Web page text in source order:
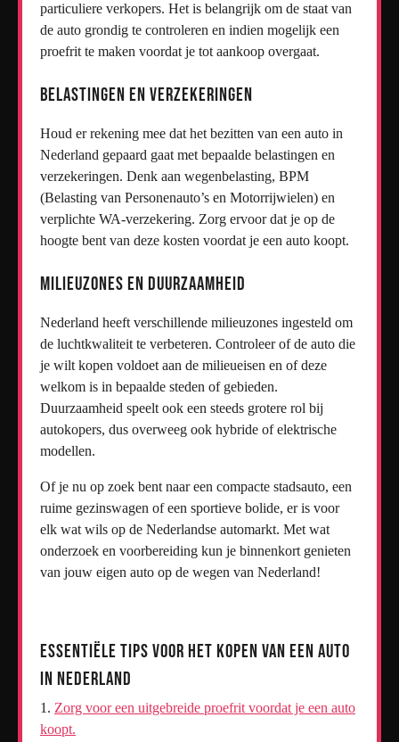
particuliere verkopers. Het is belangrijk om de staat van
de auto grondig te controleren en indien mogelijk een
proefrit te maken voordat je tot aankoop overgaat.
Belastingen en Verzekeringen
Houd er rekening mee dat het bezitten van een auto in
Nederland gepaard gaat met bepaalde belastingen en
verzekeringen. Denk aan wegenbelasting, BPM
(Belasting van Personenauto’s en Motorrijwielen) en
verplichte WA-verzekering. Zorg ervoor dat je op de
hoogte bent van deze kosten voordat je een auto koopt.
Milieuzones en Duurzaamheid
Nederland heeft verschillende milieuzones ingesteld om
de luchtkwaliteit te verbeteren. Controleer of de auto die
je wilt kopen voldoet aan de milieueisen en of deze
welkom is in bepaalde steden of gebieden.
Duurzaamheid speelt ook een steeds grotere rol bij
autokopers, dus overweeg ook hybride of elektrische
modellen.
Of je nu op zoek bent naar een compacte stadsauto, een
ruime gezinswagen of een sportieve bolide, er is voor
elk wat wils op de Nederlandse automarkt. Met wat
onderzoek en voorbereiding kun je binnenkort genieten
van jouw eigen auto op de wegen van Nederland!
Essentiële Tips voor het Kopen van een Auto
in Nederland
Zorg voor een uitgebreide proefrit voordat je een auto
koopt.